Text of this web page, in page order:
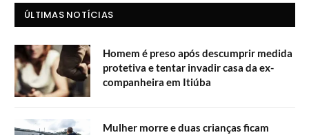
ÚLTIMAS NOTÍCIAS
Homem é preso após descumprir medida
protetiva e tentar invadir casa da ex-
companheira em Itiúba
Mulher morre e duas crianças ficam